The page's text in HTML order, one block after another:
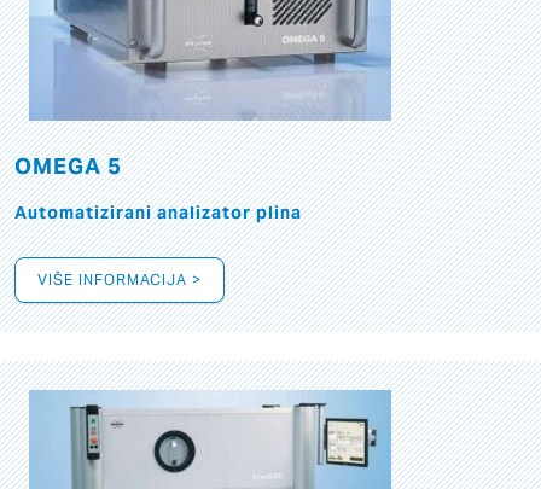
OMEGA 5
Automatizirani analizator plina
VIŠE INFORMACIJA >